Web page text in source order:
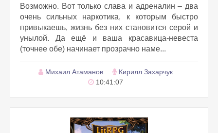
Возможно. Вот только слава и адреналин – два
очень сильных наркотика, к которым быстро
привыкаешь, жизнь без них становится серой и
унылой. Да ещё и ваша красавица-невеста
(точнее обе) начинает прозрачно наме...
Михаил Атаманов
Кирилл Захарчук
10:41:07